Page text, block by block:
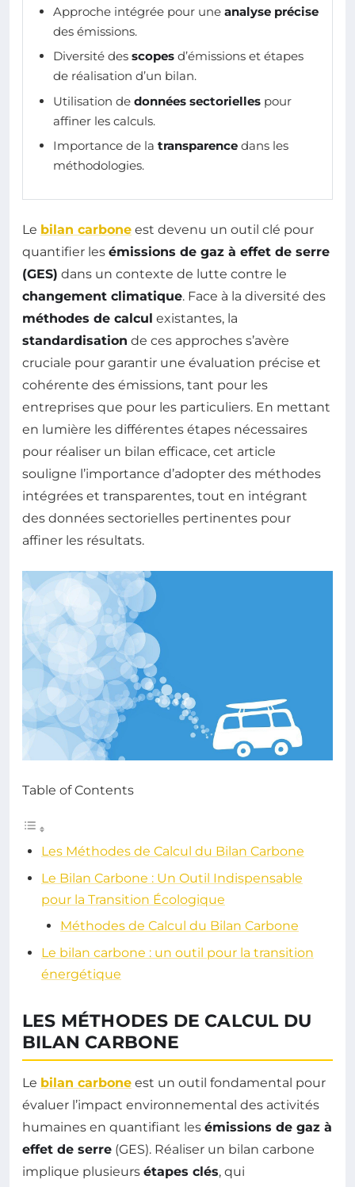
Approche intégrée pour une analyse précise
des émissions.
Diversité des scopes d’émissions et étapes
de réalisation d’un bilan.
Utilisation de données sectorielles pour
affiner les calculs.
Importance de la transparence dans les
méthodologies.
Le bilan carbone est devenu un outil clé pour
quantifier les émissions de gaz à effet de serre
(GES) dans un contexte de lutte contre le
changement climatique. Face à la diversité des
méthodes de calcul existantes, la
standardisation de ces approches s’avère
cruciale pour garantir une évaluation précise et
cohérente des émissions, tant pour les
entreprises que pour les particuliers. En mettant
en lumière les différentes étapes nécessaires
pour réaliser un bilan efficace, cet article
souligne l’importance d’adopter des méthodes
intégrées et transparentes, tout en intégrant
des données sectorielles pertinentes pour
affiner les résultats.
Table of Contents
Les Méthodes de Calcul du Bilan Carbone
Le Bilan Carbone : Un Outil Indispensable
pour la Transition Écologique
Méthodes de Calcul du Bilan Carbone
Le bilan carbone : un outil pour la transition
énergétique
LES MÉTHODES DE CALCUL DU
BILAN CARBONE
Le bilan carbone est un outil fondamental pour
évaluer l’impact environnemental des activités
humaines en quantifiant les émissions de gaz à
effet de serre (GES). Réaliser un bilan carbone
implique plusieurs étapes clés, qui